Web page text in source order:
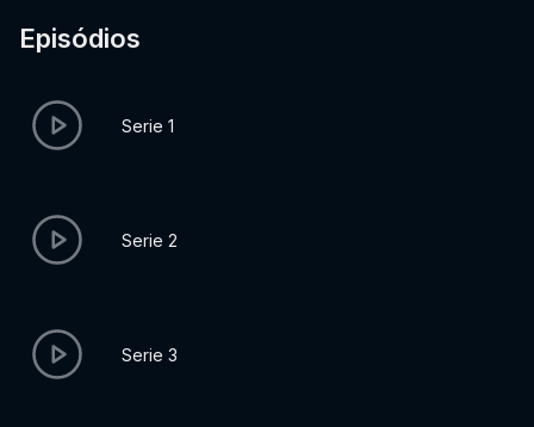
Episódios
Serie 1
Serie 2
Serie 3